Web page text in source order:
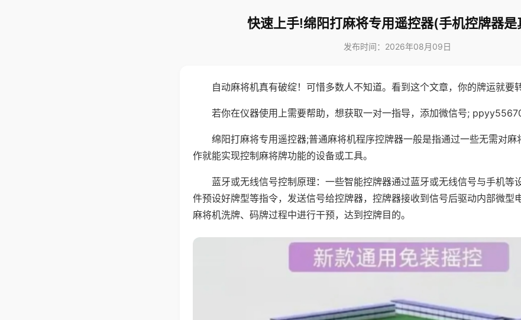
快速上手!绵阳打麻将专用遥控器(手机控牌器是
发布时间：2026年08月09日
自动麻将机真有破绽！可惜多数人不知道。看到这个文章，你的牌运就要转
若你在仪器使用上需要帮助，想获取一对一指导，添加微信号;
绵阳打麻将专用遥控器;普通麻将机程序控牌器一般是指通过一些无需对麻
作就能实现控制麻将牌功能的设备或工具。
蓝牙或无线信号控制原理：一些智能控牌器通过蓝牙或无线信号与手机等
件预设好牌型等指令，发送信号给控牌器，控牌器接收到信号后驱动内部微型
麻将机洗牌、码牌过程中进行干预，达到控牌目的。